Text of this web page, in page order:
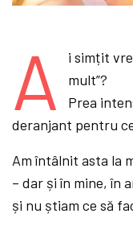
A
i simțit
mult”?
Prea
deranjant pentru
Am întâlnit asta la
– dar și în mine, în
și nu știam ce să